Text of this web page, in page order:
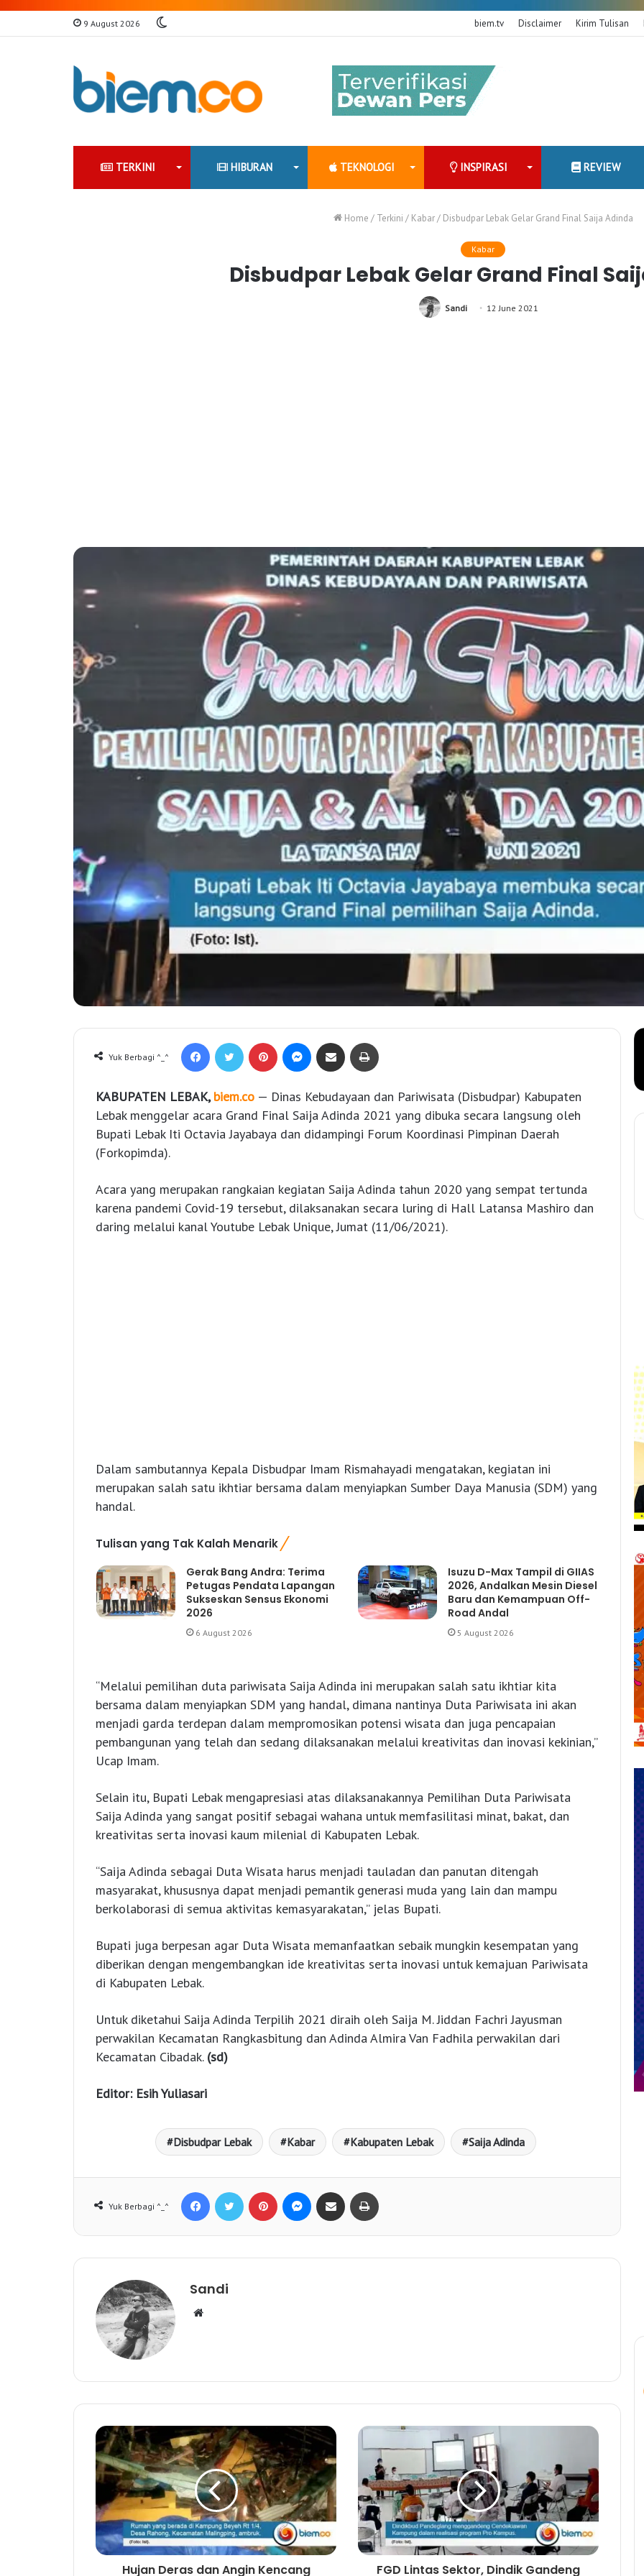
9 August 2026 biem.tv Disclaimer Kirim Tulisan
TERKINI HIBURAN TEKNOLOGI INSPIRASI REVIEW
Home / Terkini / Kabar / Disbudpar Lebak Gelar Grand Final Saija Adinda
Kabar
Disbudpar Lebak Gelar Grand Final
Sandi 12 June 2021
Yuk Berbagi ^_^
KABUPATEN LEBAK,biem.co — Dinas Kebudayaan dan Pariwisata (Disbudpar) Kabupaten
Lebak menggelar acara Grand Final Saija Adinda 2021 yang dibuka secara langsung oleh
Bupati Lebak Iti Octavia Jayabaya dan didampingi Forum Koordinasi Pimpinan Daerah
(Forkopimda).
Acara yang merupakan rangkaian kegiatan Saija Adinda tahun 2020 yang sempat tertunda
karena pandemi Covid-19 tersebut, dilaksanakan secara luring di Hall Latansa Mashiro dan
daring melalui kanal Youtube Lebak Unique, Jumat (11/06/2021).
Dalam sambutannya Kepala Disbudpar Imam Rismahayadi mengatakan, kegiatan ini
merupakan salah satu ikhtiar bersama dalam menyiapkan Sumber Daya Manusia (SDM) yang
handal.
Tulisan yang Tak Kalah Menarik
Gerak Bang Andra: Terima
Petugas Pendata Lapangan
Sukseskan Sensus Ekonomi
2026
6 August 2026
Isuzu D-Max Tampil di GIIAS
2026, Andalkan Mesin Diesel
Baru dan Kemampuan Off-
Road Andal
5 August 2026
“Melalui pemilihan duta pariwisata Saija Adinda ini merupakan salah satu ikhtiar kita
bersama dalam menyiapkan SDM yang handal, dimana nantinya Duta Pariwisata ini akan
menjadi garda terdepan dalam mempromosikan potensi wisata dan juga pencapaian
pembangunan yang telah dan sedang dilaksanakan melalui kreativitas dan inovasi kekinian,”
Ucap Imam.
Selain itu, Bupati Lebak mengapresiasi atas dilaksanakannya Pemilihan Duta Pariwisata
Saija Adinda yang sangat positif sebagai wahana untuk memfasilitasi minat, bakat, dan
kreativitas serta inovasi kaum milenial di Kabupaten Lebak.
“Saija Adinda sebagai Duta Wisata harus menjadi tauladan dan panutan ditengah
masyarakat, khususnya dapat menjadi pemantik generasi muda yang lain dan mampu
berkolaborasi di semua aktivitas kemasyarakatan,” jelas Bupati.
Bupati juga berpesan agar Duta Wisata memanfaatkan sebaik mungkin kesempatan yang
diberikan dengan mengembangkan ide kreativitas serta inovasi untuk kemajuan Pariwisata
di Kabupaten Lebak.
Untuk diketahui Saija Adinda Terpilih 2021 diraih oleh Saija M. Jiddan Fachri Jayusman
perwakilan Kecamatan Rangkasbitung dan Adinda Almira Van Fadhila perwakilan dari
Kecamatan Cibadak. (sd)
Editor: Esih Yuliasari
Disbudpar Lebak Kabar Kabupaten Lebak Saija Adinda
Yuk Berbagi ^_^
Sandi
i
Hujan Deras dan Angin Kencang FGD Lintas Sektor, Dindik Gandeng